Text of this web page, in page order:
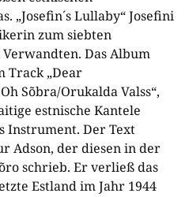
„Josefin´s Lullaby“ Josefini
zum siebten
Das Album
Track „Dear
Sõbra/Orukalda Valss“,
estnische Kantele
Instrument. Der Text
Adson, der diesen in der
schrieb. Er verließ das
Estland im Jahr 1944